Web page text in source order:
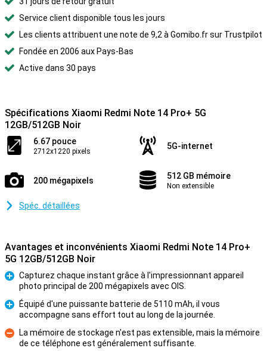
Service client disponible tous les jours
Les clients attribuent une note de 9,2 à Gomibo.fr sur Trustpilot
Fondée en 2006 aux Pays-Bas
Active dans 30 pays
Spécifications Xiaomi Redmi Note 14 Pro+ 5G
12GB/512GB Noir
6.67 pouce
2712x1220 pixels
5G-internet
200 mégapixels 512 GB mémoire
Non extensible
Spéc. détaillées
Avantages et inconvénients Xiaomi Redmi Note 14 Pro+
5G 12GB/512GB Noir
Pour
Capturez chaque instant grâce à l'impressionnant appareil
photo principal de 200 mégapixels avec OIS.
Pour
Équipé d'une puissante batterie de 5110 mAh, il vous
accompagne sans effort tout au long de la journée.
Contre
La mémoire de stockage n'est pas extensible, mais la mémoire
de ce téléphone est généralement suffisante.